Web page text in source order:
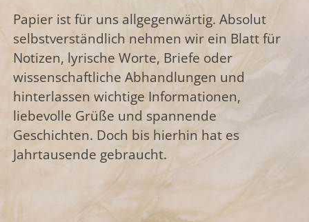
Papier ist für uns allgegenwärtig. Absolut
selbstverständlich nehmen wir ein Blatt für
Notizen, lyrische Worte, Briefe oder
wissenschaftliche Abhandlungen und
hinterlassen wichtige Informationen,
liebevolle Grüße und spannende
Geschichten. Doch bis hierhin hat es
Jahrtausende gebraucht.